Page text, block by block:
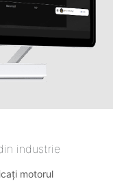
industrie
motorul